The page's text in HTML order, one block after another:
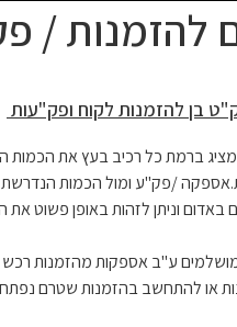
להזמנות /
בן להזמנות לקוח ופק"עות
ברמת כל רכיב בעץ את
/פק"ע ומול הכמות הנדרשת
באדום וניתן לזהות באופן פשוט
מושלמים ע"ב אספקות מהזמנות רכש
או להתחשב בהזמנות שטרם